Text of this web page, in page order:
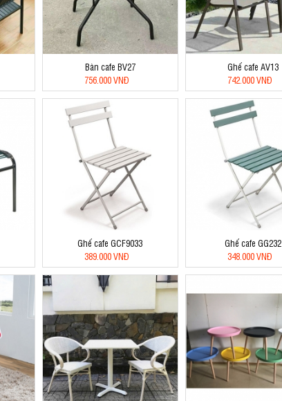
Bàn cafe BV27
756.000 VNĐ
Ghế cafe AV13
742.000 VNĐ
Ghế cafe GCF9033
389.000 VNĐ
Ghế cafe GG232
348.000 VNĐ